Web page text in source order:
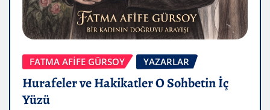
FATMA AFİFE GÜRSOY YAZARLAR
Hurafeler ve Hakikatler O Sohbetin İç
Yüzü